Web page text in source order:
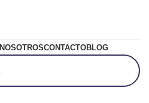
NOSOTROSCONTACTOBLOG